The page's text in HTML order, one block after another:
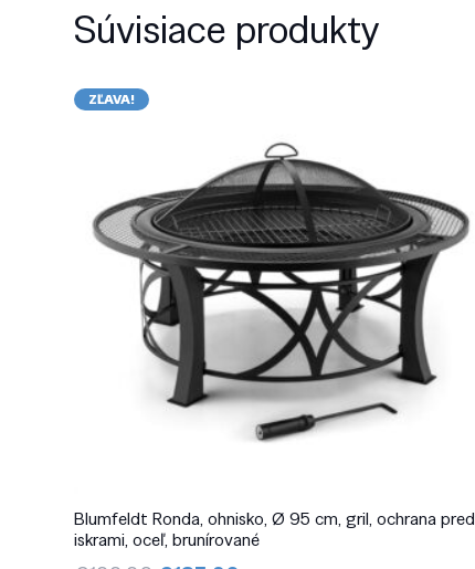
Súvisiace produkty
ZĽAVA!
Blumfeldt Ronda, ohnisko, Ø 95 cm, gril, ochrana pred
iskrami, oceľ, brunírované